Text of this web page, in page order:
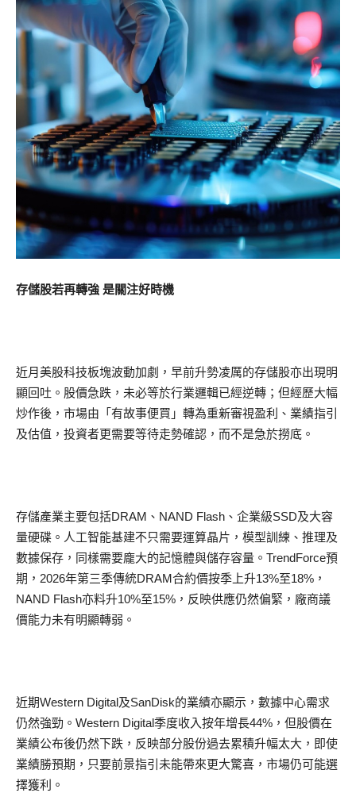
存儲股若再轉強 是關注好時機
近月美股科技板塊波動加劇，早前升勢凌厲的存儲股亦出現明
顯回吐。股價急跌，未必等於行業邏輯已經逆轉；但經歷大幅
炒作後，市場由「有故事便買」轉為重新審視盈利、業績指引
及估值，投資者更需要等待走勢確認，而不是急於撈底。
存儲產業主要包括DRAM、NAND Flash、企業級SSD及大容
量硬碟。人工智能基建不只需要運算晶片，模型訓練、推理及
數據保存，同樣需要龐大的記憶體與儲存容量。TrendForce預
期，2026年第三季傳統DRAM合約價按季上升13%至18%，
NAND Flash亦料升10%至15%，反映供應仍然偏緊，廠商議
價能力未有明顯轉弱。
近期Western Digital及SanDisk的業績亦顯示，數據中心需求
仍然強勁。Western Digital季度收入按年增長44%，但股價在
業績公布後仍然下跌，反映部分股份過去累積升幅太大，即使
業績勝預期，只要前景指引未能帶來更大驚喜，市場仍可能選
擇獲利。